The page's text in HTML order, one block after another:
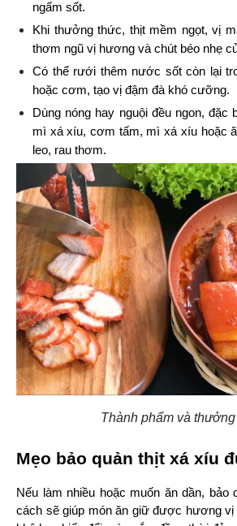
ngấm sốt.
Khi thưởng thức, thịt mềm ngọt, vị
thơm ngũ vị hương và chút béo nhẹ
Có thể rưới thêm nước sốt còn lại
hoặc cơm, tạo vị đậm đà khó cưỡng.
Dùng nóng hay nguội đều ngon, đặc
mì xá xíu, cơm tấm, mì xá xíu hoặc
leo, rau thơm.
Thành phẩm và
Mẹo bảo quản thịt xá xíu
Nếu làm nhiều hoặc muốn ăn dần, bảo
cách sẽ giúp món ăn giữ được hương vị